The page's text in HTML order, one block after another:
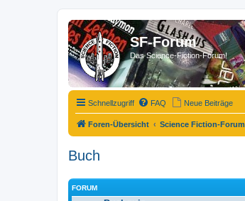
SF-Forum
Das Science-Fiction-Forum!
Schnellzugriff FAQ Neue Beiträge
Foren-Übersicht Science Fiction-Forum
Buch
FORUM